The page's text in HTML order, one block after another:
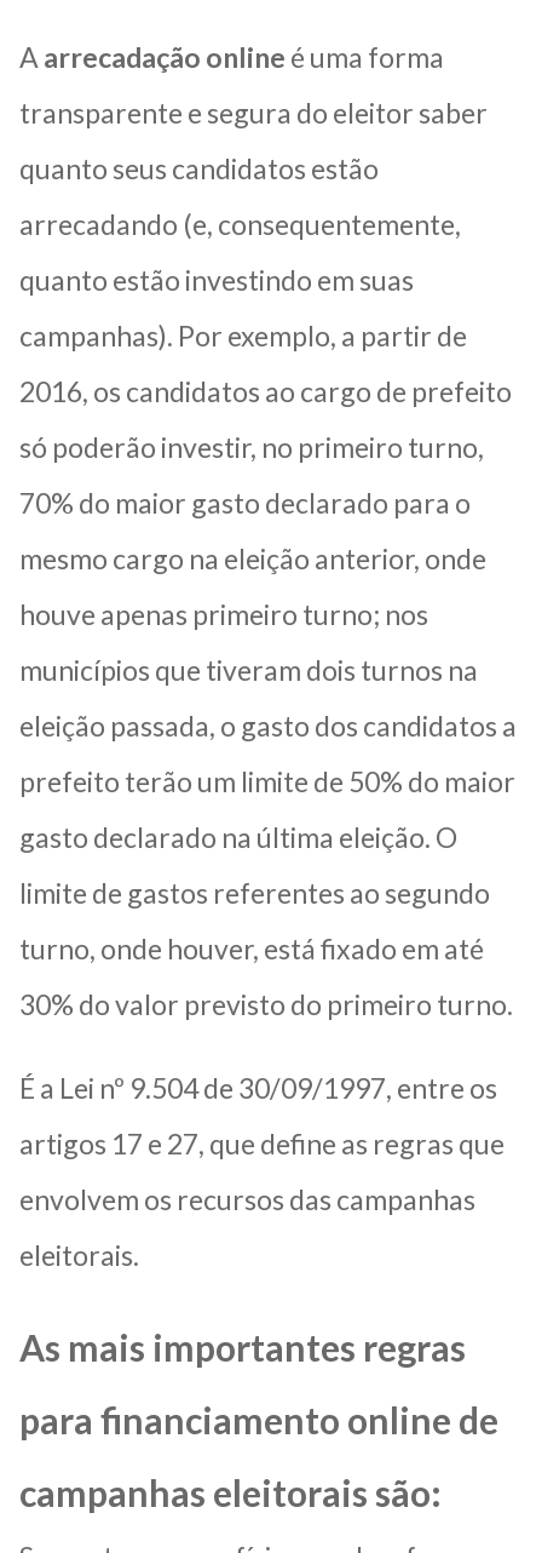
A arrecadação online é uma forma
transparente e segura do eleitor saber
quanto seus candidatos estão
arrecadando (e, consequentemente,
quanto estão investindo em suas
campanhas). Por exemplo, a partir de
2016, os candidatos ao cargo de prefeito
só poderão investir, no primeiro turno,
70% do maior gasto declarado para o
mesmo cargo na eleição anterior, onde
houve apenas primeiro turno; nos
municípios que tiveram dois turnos na
eleição passada, o gasto dos candidatos a
prefeito terão um limite de 50% do maior
gasto declarado na última eleição. O
limite de gastos referentes ao segundo
turno, onde houver, está fixado em até
30% do valor previsto do primeiro turno.
É a Lei nº 9.504 de 30/09/1997, entre os
artigos 17 e 27, que define as regras que
envolvem os recursos das campanhas
eleitorais.
As mais importantes regras
para financiamento online de
campanhas eleitorais são: